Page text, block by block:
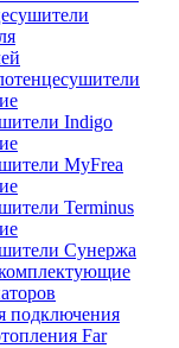
Indigo
MyFrea
Terminus
Сунержа
подключения
Far